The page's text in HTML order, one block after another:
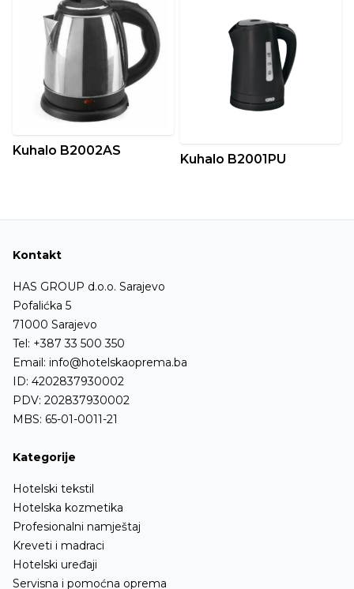
Kuhalo B2002AS
Kuhalo B2001PU
Kontakt
HAS GROUP d.o.o. Sarajevo
Pofalićka 5
71000 Sarajevo
Tel: +387 33 500 350
Email: info@hotelskaoprema.ba
ID: 4202837930002
PDV: 202837930002
MBS: 65-01-0011-21
Kategorije
Hotelski tekstil
Hotelska kozmetika
Profesionalni namještaj
Kreveti i madraci
Hotelski uređaji
Servisna i pomoćna oprema